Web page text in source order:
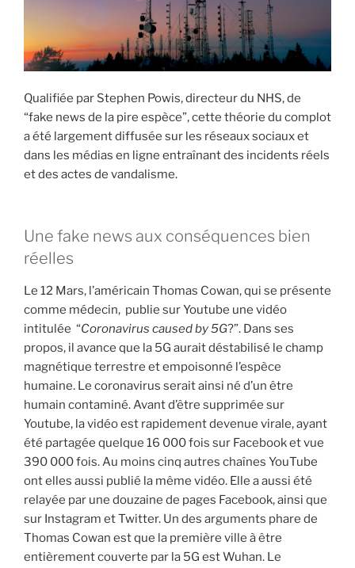
Qualifiée par Stephen Powis, directeur du NHS, de
“fake news de la pire espèce”, cette théorie du complot
a été largement diffusée sur les réseaux sociaux et
dans les médias en ligne entraînant des incidents réels
et des actes de vandalisme.
Une fake news aux conséquences bien
réelles
Le 12 Mars, l’américain Thomas Cowan, qui se présente
comme médecin, publie sur Youtube une vidéo
intitulée “Coronavirus caused by 5G?”. Dans ses
propos, il avance que la 5G aurait déstabilisé le champ
magnétique terrestre et empoisonné l’espèce
humaine. Le coronavirus serait ainsi né d’un être
humain contaminé. Avant d’être supprimée sur
Youtube, la vidéo est rapidement devenue virale, ayant
été partagée quelque 16 000 fois sur Facebook et vue
390 000 fois. Au moins cinq autres chaînes YouTube
ont elles aussi publié la même vidéo. Elle a aussi été
relayée par une douzaine de pages Facebook, ainsi que
sur Instagram et Twitter. Un des arguments phare de
Thomas Cowan est que la première ville à être
entièrement couverte par la 5G est Wuhan. Le